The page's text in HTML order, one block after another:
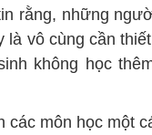
rằng, những
là vô cùng cần
không học